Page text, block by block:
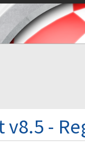
v8.5 -